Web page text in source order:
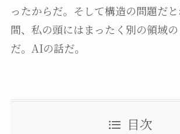
ったからだ。そして構造の問題だ
間、私の頭にはまったく別の領域
だ。AIの話だ。
目次